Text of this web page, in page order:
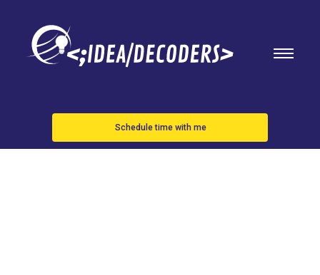
Schedule time with me
El creador de